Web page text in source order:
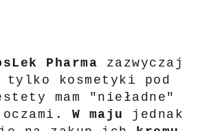
Pharma zazwyczaj
tylko kosmetyki pod
mam "nieładne"
W maju
jednak